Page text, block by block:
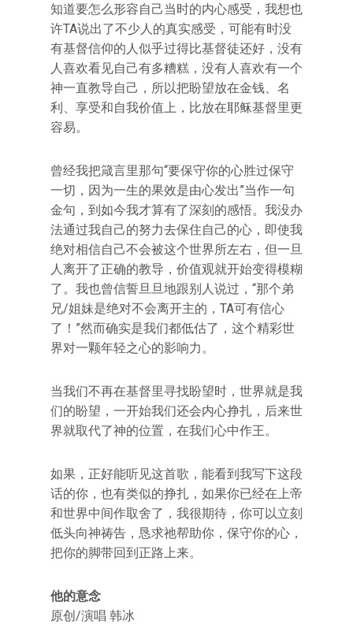
知道要怎么形容自己当时的内心感受，我想也
许TA说出了不少人的真实感受，可能有时没
有基督信仰的人似乎过得比基督徒还好，没有
人喜欢看见自己有多糟糕，没有人喜欢有一个
神一直教导自己，所以把盼望放在金钱、名
利、享受和自我价值上，比放在耶稣基督里更
容易。
曾经我把箴言里那句“要保守你的心胜过保守
一切，因为一生的果效是由心发出”当作一句
金句，到如今我才算有了深刻的感悟。我没办
法通过我自己的努力去保住自己的心，即使我
绝对相信自己不会被这个世界所左右，但一旦
人离开了正确的教导，价值观就开始变得模糊
了。我也曾信誓旦旦地跟别人说过，“那个弟
兄/姐妹是绝对不会离开主的，TA可有信心
了！”然而确实是我们都低估了，这个精彩世
界对一颗年轻之心的影响力。
当我们不再在基督里寻找盼望时，世界就是我
们的盼望，一开始我们还会内心挣扎，后来世
界就取代了神的位置，在我们心中作王。
如果，正好能听见这首歌，能看到我写下这段
话的你，也有类似的挣扎，如果你已经在上帝
和世界中间作取舍了，我很期待，你可以立刻
低头向神祷告，恳求祂帮助你，保守你的心，
把你的脚带回到正路上来。
他的意念
原创/演唱 韩冰